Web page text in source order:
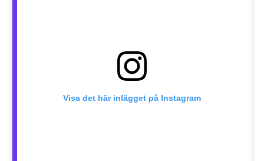
Visa det här inlägget på Instagram